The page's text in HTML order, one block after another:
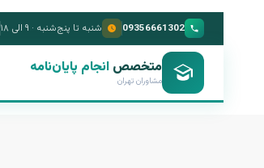
09356661302 شنبه تا پنج‌شنبه · ۹ الی ۱۸
متخصص انجام پایان‌نامه
مشاوران تهران